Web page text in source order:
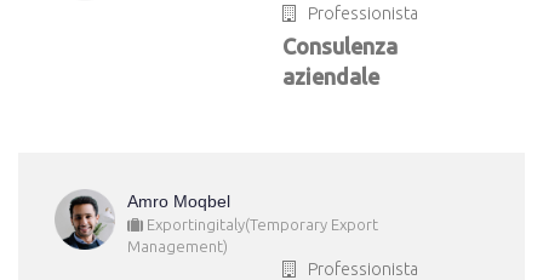
Professionista
Consulenza
aziendale
Amro Moqbel
Exportingitaly(Temporary Export
Management)
Professionista